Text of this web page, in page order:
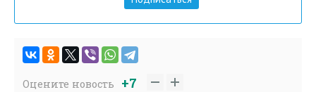
Оцените новость +7